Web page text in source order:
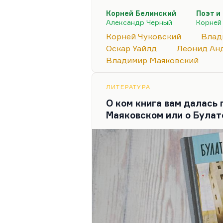
это философски незрелое,
сочинение. Он потом всю
непрагматизма. В общем,
каламбуром:
«Пишите
никогда не получается.…
Корней Белинский
Александр Черный
Поэт и
Корней
Корней Чуковский
Оскар Уайлд
Леонид
Владимир Маяковский
ЛИТЕРАТУРА
О ком книга вам
Маяковском или о